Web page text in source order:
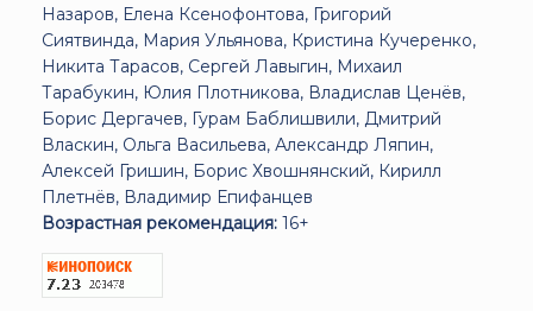
Назаров, Елена Ксенофонтова, Григорий
Сиятвинда, Мария Ульянова, Кристина Кучеренко,
Никита Тарасов, Сергей Лавыгин, Михаил
Тарабукин, Юлия Плотникова, Владислав Ценёв,
Борис Дергачев, Гурам Баблишвили, Дмитрий
Власкин, Ольга Васильева, Александр Ляпин,
Алексей Гришин, Борис Хвошнянский, Кирилл
Плетнёв, Владимир Епифанцев
Возрастная рекомендация: 16+